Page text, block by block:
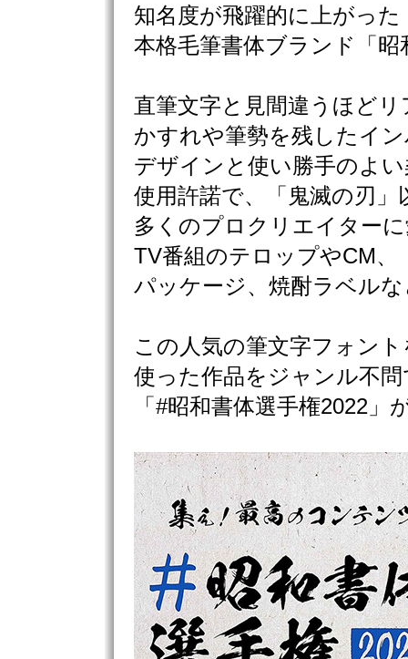
知名度が飛躍的に上がった
本格毛筆書体ブランド「昭
直筆文字と見間違うほどリ
かすれや筆勢を残したイ
デザインと使い勝手のよ
使用許諾で、「鬼滅の刃」
多くのプロクリエイター
TV番組のテロップやCM、
パッケージ、焼酎ラベル
この人気の筆文字フォント
使った作品をジャンル不
「#昭和書体選手権2022」